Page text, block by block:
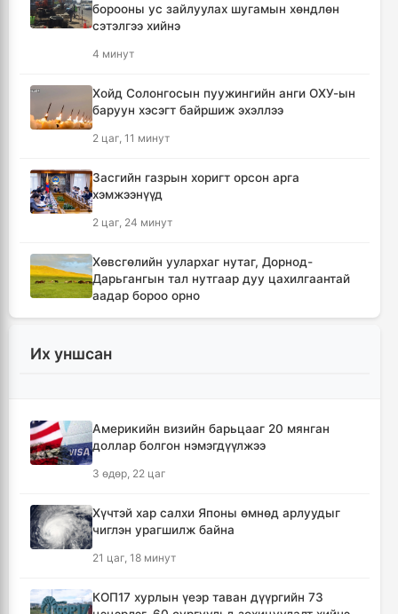
борооны ус зайлуулах шугамын хөндлөн
сэтэлгээ хийнэ
4 минут
Хойд Солонгосын пуужингийн анги ОХУ-ын
баруун хэсэгт байршиж эхэллээ
2 цаг, 11 минут
Засгийн газрын хоригт орсон арга
хэмжээнүүд
2 цаг, 24 минут
Хөвсгөлийн уулархаг нутаг, Дорнод-
Дарьгангын тал нутгаар дуу цахилгаантай
аадар бороо орно
2 цаг, 40 минут
Татварын өртэй шатахуун импортлогч ААН-
АНУ-ын Элчин сайдын яам нэн
байхыг иргэддээ зөвлөжээ
17 цаг, 45 минут
аварга шалгаруулах тэмцээн эхэллээ
18 цаг, 21 минут
Их уншсан
Америкийн визийн барьцааг 20 мянган
доллар болгон нэмэгдүүлжээ
3 өдөр, 22 цаг
Хүчтэй хар салхи Японы өмнөд арлуудыг
чиглэн урагшилж байна
21 цаг, 18 минут
КОП17 хурлын үеэр таван дүүргийн 73